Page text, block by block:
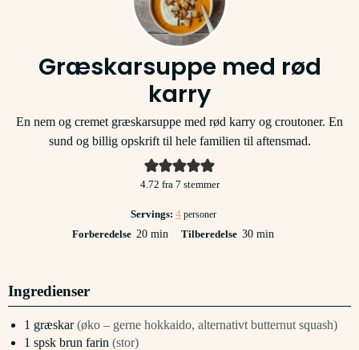
Græskarsuppe med rød
karry
En nem og cremet græskarsuppe med rød karry og croutoner. En
sund og billig opskrift til hele familien til aftensmad.
4.72 fra 7 stemmer
Servings: 4 personer
Forberedelse 20minutter
min Tilberedelse 30minutter
min
Ingredienser
1 græskar (øko – gerne hokkaido, alternativt butternut squash)
1 spsk brun farin (stor)